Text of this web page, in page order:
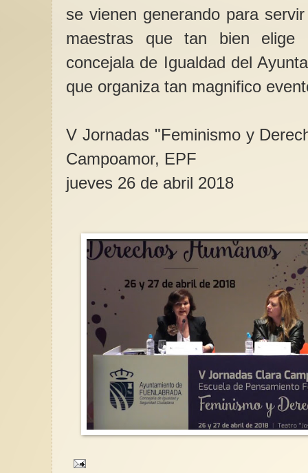
se vienen generando para
maestras que tan bien elige
concejala de Igualdad del
que organiza tan magnifico
V Jornadas "Feminismo y
Campoamor, EPF
jueves 26 de abril 2018